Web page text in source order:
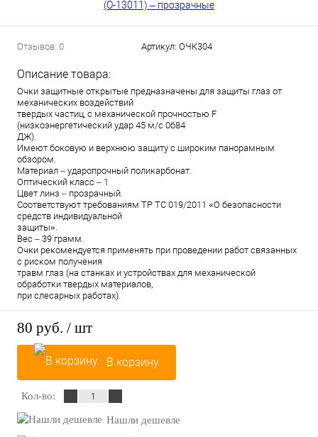
Отзывов: 0 Артикул: ОЧК304
Описание товара:
Очки защитные открытые предназначены для защиты глаз от
механических воздействий
твердых частиц, с механической прочностью F
(низкоэнергетический удар 45 м/с 0б84
ДЖ).
Имеют боковую и верхнюю защиту с широким панорамным
обзором.
Материал – ударопрочный поликарбонат.
Оптический класс – 1
Цвет линз – прозрачный.
Соответствуют требованиям ТР ТС 019/2011 «О безопасности
средств индивидуальной
защиты».
Вес – 39 грамм.
Очки рекомендуется применять при проведении работ связанных
с риском получения
травм глаз (на станках и устройствах для механической
обработки твердых материалов,
при слесарных работах).
80 руб. / шт
В корзину
Кол-во:
Нашли дешевле